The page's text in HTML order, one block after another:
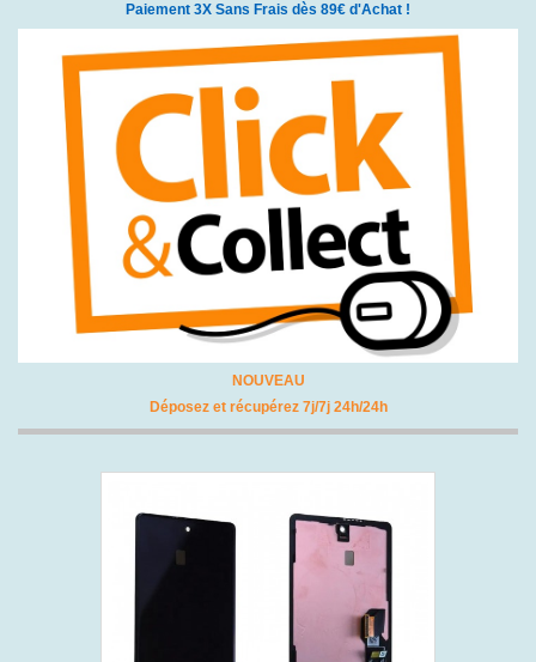
Paiement 3X Sans Frais dès 89€ d'Achat !
NOUVEAU
Déposez et récupérez 7j/7j 24h/24h